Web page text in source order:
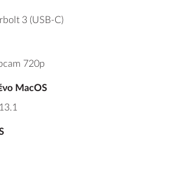
3 (USB-C)
720p
MacOS